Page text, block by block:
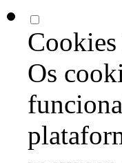
Os